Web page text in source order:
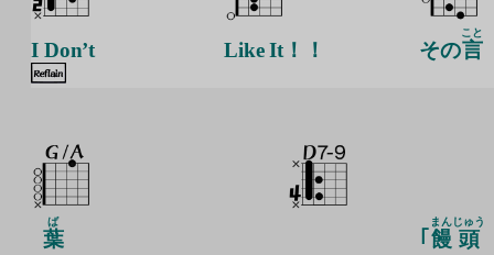
I Don’t Like It！！ その言
こと
葉
ば
｢ 饅
まん
頭
じゅう